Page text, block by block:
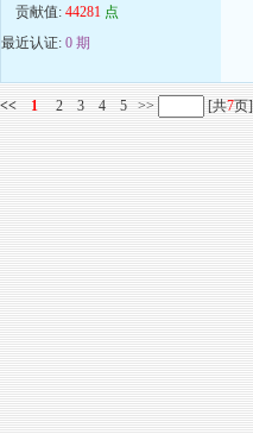
贡献值: 44281 点
最近认证: 0 期
<< 1 2 3 4 5 >> [共7页]